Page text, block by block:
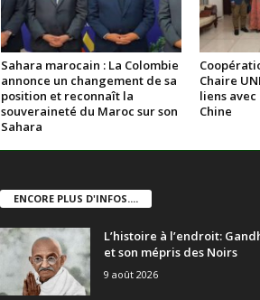
Sahara marocain : La Colombie
annonce un changement de sa
position et reconnaît la
souveraineté du Maroc sur son
Sahara
Chaire
liens avec
Chine
ENCORE PLUS D'INFOS....
L’histoire à l’endroit:
et son mépris des Noirs
9 août 2026